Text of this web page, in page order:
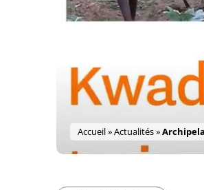
Accueil»Actualités»